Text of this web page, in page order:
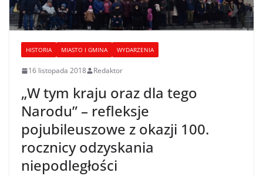
HISTORIA MIASTO I GMINA WYDARZENIA
16 listopada 2018 Redaktor
„W tym kraju oraz dla tego
Narodu” – refleksje
pojubileuszowe z okazji 100.
rocznicy odzyskania
niepodległości